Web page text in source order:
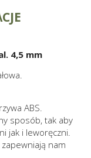
4,5 mm
ABS.
sposób, tak aby
jak i leworęczni.
nam